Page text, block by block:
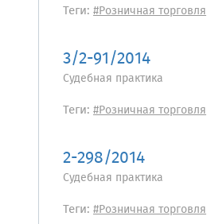
Теги: #Розничная торговля
3/2-91/2014
Судебная практика
Теги: #Розничная торговля
2-298/2014
Судебная практика
Теги: #Розничная торговля